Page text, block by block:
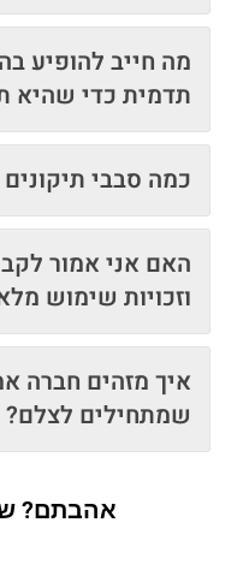
מה חייב להופיע
תדמית כדי שהיא
כמה סבבי
האם אני אמור
וזכויות שימוש
איך מזהים חברה
שמתחילים לצלם?
אהבתם?